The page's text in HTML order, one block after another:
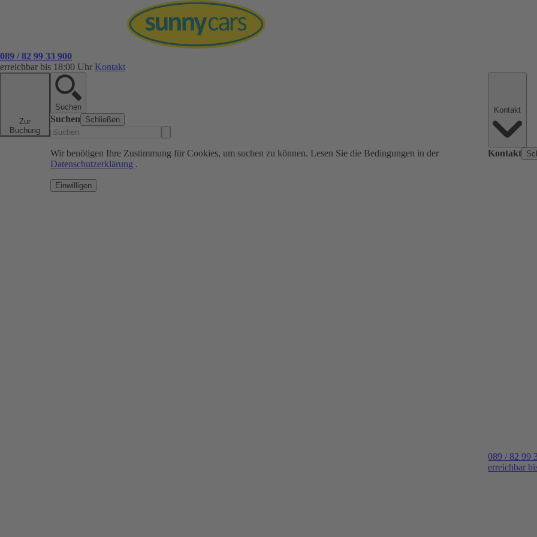
089 / 82 99 33 900
erreichbar bis 18:00 Uhr Kontakt
Zur
Buchung
Suchen
Suchen Schließen
Wir benötigen Ihre Zustimmung für Cookies, um suchen zu können. Lesen Sie die Bedingungen in der
Datenschutzerklärung .
Einwilligen
Kontakt
089 / 82 99
erreichbar